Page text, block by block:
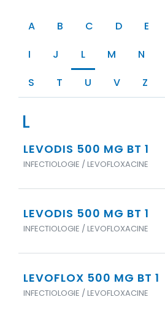
A B C D E
I
J L M N
S
T U V Z
L
LEVODIS 500 MG BT 1
INFECTIOLOGIE / LEVOFLOXACINE
LEVODIS 500 MG BT 1
INFECTIOLOGIE / LEVOFLOXACINE
LEVOFLOX 500 MG BT 1
INFECTIOLOGIE / LEVOFLOXACINE